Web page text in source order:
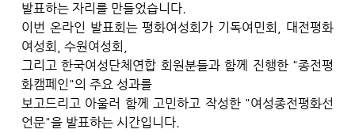
발표하는 자리를 만들었습니다.
이번 온라인 발표회는 평화여성회가 기독여민회, 대전평화
여성회, 수원여성회,
그리고 한국여성단체연합 회원분들과 함께 진행한 "종전평
화캠페인"의 주요 성과를
보고드리고 아울러 함께 고민하고 작성한 "여성종전평화선
언문"을 발표하는 시간입니다.